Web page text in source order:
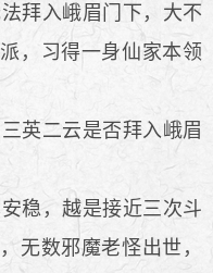
拜入峨眉门下，大不
，习得一身仙家本领
英二云是否拜入峨眉
稳，越是接近三次斗
无数邪魔老怪出世，